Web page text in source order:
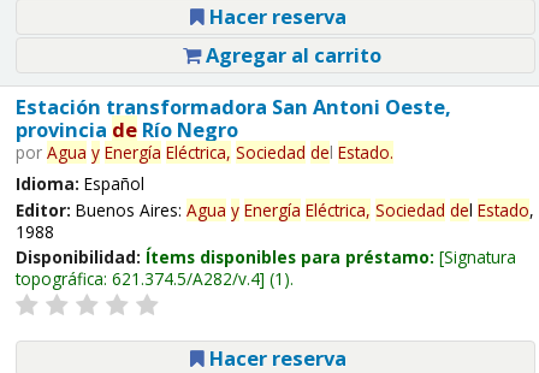
Hacer reserva
Agregar al carrito
Estación transformadora San Antoni Oeste,
provincia deRío Negro
por Agua y Energía Eléctrica, Sociedad del Estado.
Idioma: Español
Editor: Buenos Aires: Agua y Energía Eléctrica, Sociedad del Estado,
1988
Disponibilidad: Ítems disponibles para préstamo: Signatura
topográfica: 621.374.5/A282/v.4 (1).
Hacer reserva